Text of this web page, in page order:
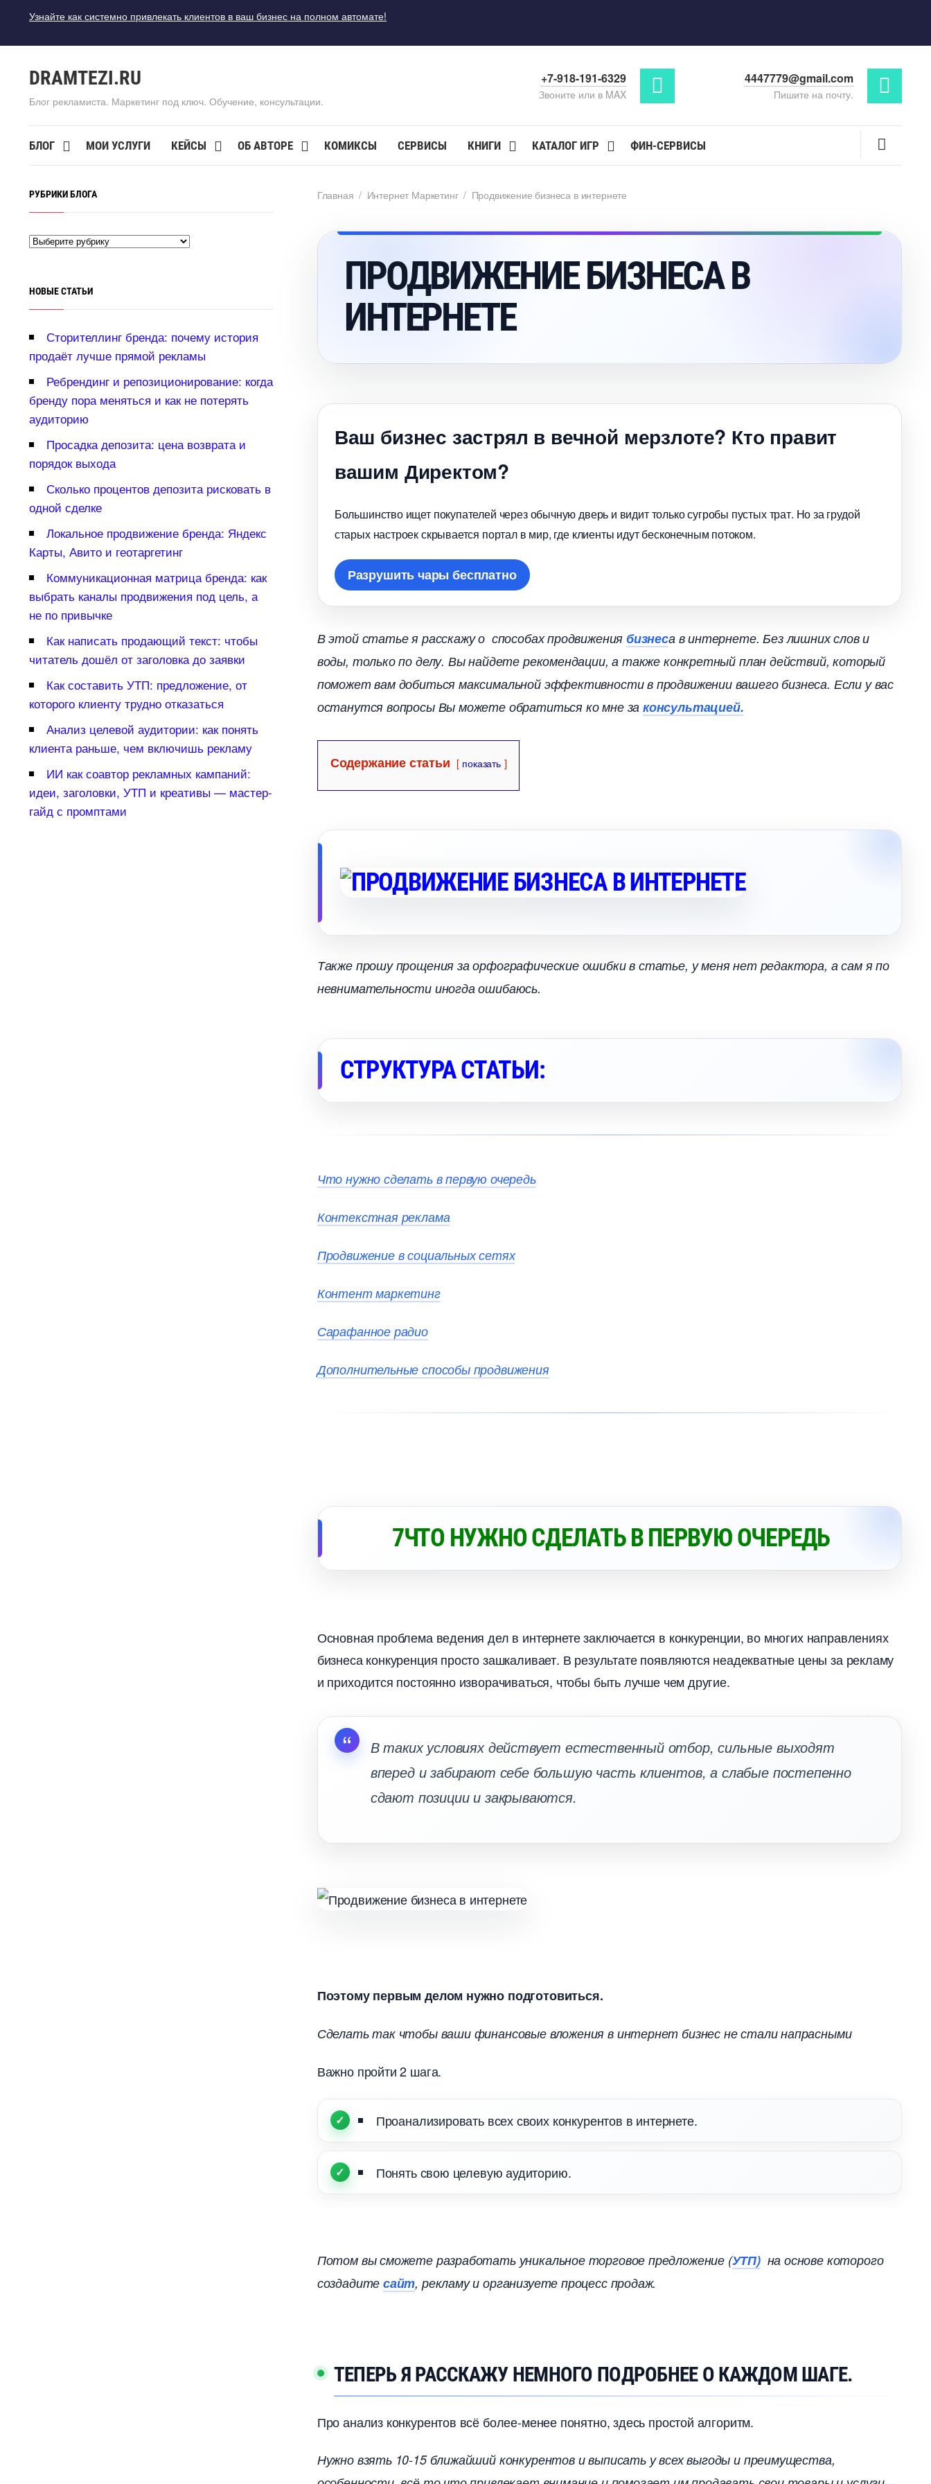
Узнайте как системно привлекать клиентов в ваш бизнес на полном автомате!
DRAMTEZI.RU
Блог рекламиста. Маркетинг под ключ. Обучение, консультации.
+7-918-191-6329
Звоните или в MAX
4447779@gmail.com
Пишите на почту.
БЛОГ МОИ УСЛУГИ КЕЙСЫ ОБ АВТОРЕ КОМИКСЫ СЕРВИСЫ КНИГИ КАТАЛОГ ИГР ФИН-СЕРВИСЫ
Главная / Интернет Маркетин/ Продвижение бизнеса в интернете
ПРОДВИЖЕНИЕ БИЗНЕСА
ИНТЕРНЕТЕ
аш бизнес застрял в вечной мерзлоте? Кто правит
ашим Директом?
Большинство ищет покупателей через обычную дверь и видит только сугробы пустых трат. Но за грудой
старых настроек скрывается портал в мир, где клиенты идут бесконечным потоком.
Разрушить чары бесплатно
этой статье я расскажу о способах продвижения изнеса в интернете. Без лишних слов и
оды, только по делу. Вы найдете рекомендации, а также конкретный план действий, который
поможет вам добиться максимальной эффективности в продвижении вашего бизнеса. Если у вас
останутся вопросы Вы можете обратиться ко мне за консультацией.
Содержание статьи показать
Также прошу прощения за орфографические ошибки в статье, у меня нет редактора, а сам я по
невнимательности иногда ошибаюсь.
СТРУКТУРА СТАТЬИ:
Что нужно сделать в первую очередь
Контекстная реклама
Продвижение в социальных сетях
Контент маркетин
Сарафанное радио
Дополнительные способы продвижения
7ЧТО НУЖНО СДЕЛАТЬ В ПЕРВУЮ ОЧЕРЕДЬ
Основная проблема ведения дел в интернете заключается в конкуренции, во многих направлениях
изнеса конкуренция просто зашкаливает. В результате появляются неадекватные цены за рекламу
и приходится постоянно изворачиваться, чтобы быть лучше чем другие.
таких условиях действует естественный отбор, сильные выходят
перед и забирают себе большую часть клиентов, а слабые постепенно
сдают позиции и закрываются.
Поэтому первым делом нужно подготовиться.
Сделать так чтобы ваши финансовые вложения в интернет бизнес не стали напрасными
ажно пройти 2 шага.
Проанализировать всех своих конкурентов в интернете.
Понять свою целевую аудиторию.
Потом вы сможете разработать уникальное торговое предложение (УТП)на основе которого
создадитесайт, рекламу и организуете процесс продаж.
ТЕПЕРЬ Я РАССКАЖУ НЕМНОГО ПОДРОБНЕЕ О КАЖДОМ ШАГЕ.
Про анализ конкурентов всё более-менее понятно, здесь простой алгоритм.
Нужно взять 10-15 ближайший конкурентов и выписать у всех выгоды и преимущества,
РУБРИКИ БЛОГА
НОВЫЕ СТАТЬИ
Сторителлинг бренда: почему история
продаёт лучше прямой рекламы
Ребрендинг и репозиционирование: когда
ренду пора меняться и как не потерять
аудиторию
Просадка депозита: цена возврата и
порядок выхода
Сколько процентов депозита рисковать
одной сделке
Локальное продвижение бренда: Яндекс
Карты, Авито и геотаргетин
Коммуникационная матрица бренда: как
ыбрать каналы продвижения под цель, а
не по привычке
Как написать продающий текст: чтобы
читатель дошёл от заголовка до заявки
Как составить УТП: предложение, от
которого клиенту трудно отказаться
Анализ целевой аудитории: как понять
клиента раньше, чем включишь рекламу
ИИ как соавтор рекламных кампаний:
идеи, заголовки, УТП и креативы — мастер-
айд с промптами